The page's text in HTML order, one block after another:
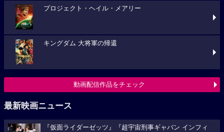
プロジェクト・ヘイル・メアリー
キングダム 大将軍の帰還
動画配信作品をチェック
最新映画ニュース
『仮面ライダーゼッツ』『超宇宙刑事ギャバン インフィ